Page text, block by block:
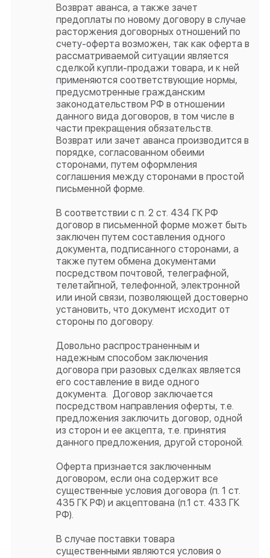
Возврат аванса, а также зачет
предоплаты по новому договору в случае
расторжения договорных отношений по
счету-оферта возможен, так как оферта в
рассматриваемой ситуации является
сделкой купли-продажи товара, и к ней
применяются соответствующие нормы,
предусмотренные гражданским
законодательством РФ в отношении
данного вида договоров, в том числе в
части прекращения обязательств.
Возврат или зачет аванса производится в
порядке, согласованном обеими
сторонами, путем оформления
соглашения между сторонами в простой
письменной форме.
В соответствии с п. 2 ст. 434 ГК РФ
договор в письменной форме может быть
заключен путем составления одного
документа, подписанного сторонами, а
также путем обмена документами
посредством почтовой, телеграфной,
телетайпной, телефонной, электронной
или иной связи, позволяющей достоверно
установить, что документ исходит от
стороны по договору.
Довольно распространенным и
надежным способом заключения
договора при разовых сделках является
его составление в виде одного
документа. Договор заключается
посредством направления оферты, т.е.
предложения заключить договор, одной
из сторон и ее акцепта, т.е. принятия
данного предложения, другой стороной.
Оферта признается заключенным
договором, если она содержит все
существенные условия договора (п. 1 ст.
435 ГК РФ) и акцептована (п.1 ст. 433 ГК
РФ).
В случае поставки товара
существенными являются условия о